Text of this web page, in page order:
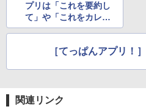
プリは「これを要約し
て」や「これをカレン
ダー登録して」だけで
ライブ会話と画面共有
［てっぱんアプリ！
関連リンク